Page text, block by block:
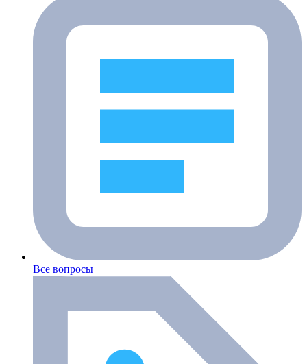
Все вопросы